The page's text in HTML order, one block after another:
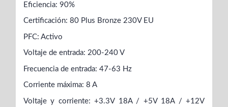
Eficiencia: 90%
Certificación: 80 Plus Bronze 230V EU
PFC: Activo
Voltaje de entrada: 200-240 V
Frecuencia de entrada: 47-63 Hz
Corriente máxima: 8 A
Voltaje y corriente: +3.3V 18A / +5V 18A / +12V